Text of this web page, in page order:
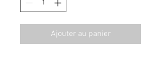
Ajouter au panier